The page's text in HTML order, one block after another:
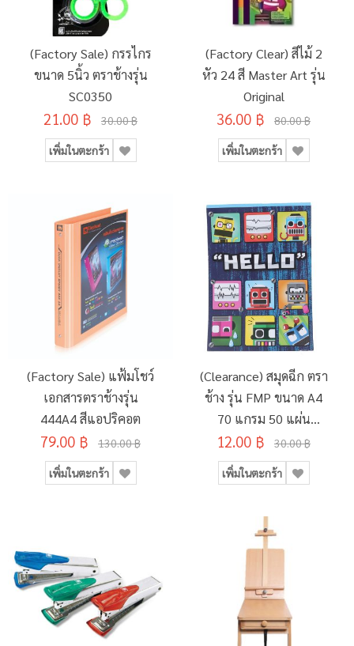
(Factory Sale) กรรไกร
ขนาด 5นิ้ว ตราช้างรุ่น
SC0350
21.00 ฿ 30.00 ฿
เพิ่มในตะกร้า
(Factory Clear) สีไม้ 2
หัว 24 สี Master Art รุ่น
Original
36.00 ฿ 80.00 ฿
เพิ่มในตะกร้า
(Factory Sale) แฟ้มโชว์
เอกสารตราช้างรุ่น
444A4 สีแอปริคอต
79.00 ฿ 130.00 ฿
เพิ่มในตะกร้า
(Clearance) สมุดฉีก ตรา
ช้าง รุ่น FMP ขนาด A4
70 แกรม 50 แผ่น
(SD134495)
12.00 ฿ 30.00 ฿
เพิ่มในตะกร้า